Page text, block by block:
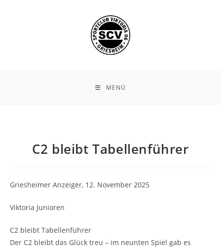
MENÜ
C2 bleibt Tabellenführer
Griesheimer Anzeiger, 12. November 2025
Viktoria Junioren
C2 bleibt Tabellenführer
Der C2 bleibt das Glück treu – im neunten Spiel gab es